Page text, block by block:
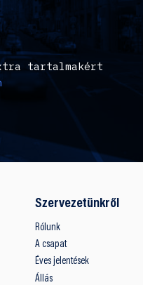
tartalmakért
Szervezetünkről
Rólunk
A csapat
Éves jelentések
Állás